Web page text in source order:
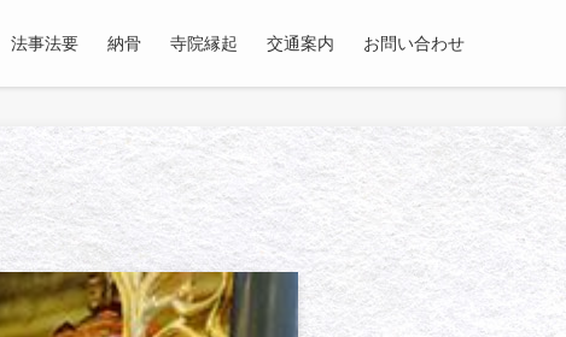
法事法要 納骨 寺院縁起 交通案内 お問い合わせ